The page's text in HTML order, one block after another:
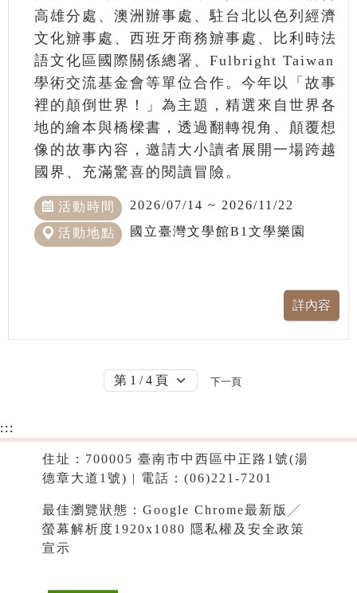
高雄分處、澳洲辦事處、駐台北以色列經濟
文化辧事處、西班牙商務辧事處、比利時法
語文化區國際關係總署、Fulbright Taiwan
學術交流基金會等單位合作。今年以「故事
裡的顛倒世界！」為主題，精選來自世界各
地的繪本與橋樑書，透過翻轉視角、顛覆想
像的故事內容，邀請大小讀者展開一場跨越
國界、充滿驚喜的閱讀冒險。
活動時間 2026/07/14 ~ 2026/11/22
活動地點 國立臺灣文學館B1文學樂園
下一頁
:::
住址：700005 臺南市中西區中正路1號(湯
德章大道1號) | 電話：(06)221-7201
最佳瀏覽狀態：Google Chrome最新版╱
螢幕解析度1920x1080 隱私權及安全政策
宣示